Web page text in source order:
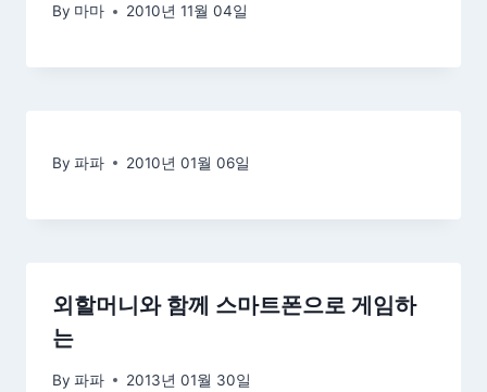
By 마마 2010년 11월 04일
By 파파 2010년 01월 06일
외할머니와 함께 스마트폰으로 게임하
는
By 파파 2013년 01월 30일